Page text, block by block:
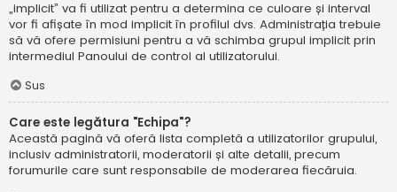
„implicit” va fi utilizat pentru a determina ce culoare și interval
vor fi afișate în mod implicit în profilul dvs. Administrația trebuie
să vă ofere permisiuni pentru a vă schimba grupul implicit prin
intermediul Panoului de control al utilizatorului.
Sus
Care este legătura "Echipa"?
Această pagină vă oferă lista completă a utilizatorilor grupului,
inclusiv administratorii, moderatorii și alte detalii, precum
forumurile care sunt responsabile de moderarea fiecăruia.